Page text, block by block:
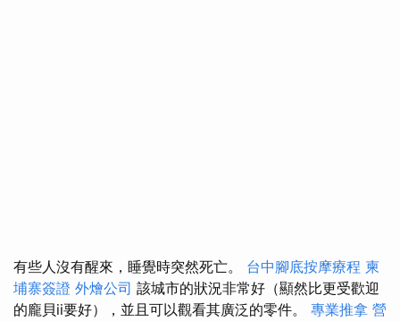
有些人沒有醒來，睡覺時突然死亡。 台中腳底按摩療程 柬
埔寨簽證 外燴公司 該城市的狀況非常好（顯然比更受歡迎
的龐貝ii要好），並且可以觀看其廣泛的零件。 專業推拿 營